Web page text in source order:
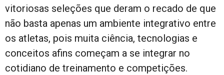
vitoriosas seleções que deram o recado de que
não basta apenas um ambiente integrativo entre
os atletas, pois muita ciência, tecnologias e
conceitos afins começam a se integrar no
cotidiano de treinamento e competições.